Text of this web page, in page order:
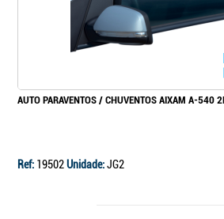
AUTO PARAVENTOS / CHUVENTOS AIXAM A-540
Ref: 19502Unidade:JG2